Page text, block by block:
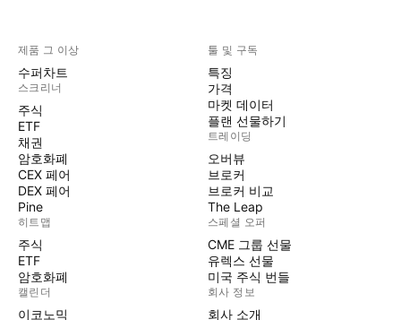
제품 그 이상
수퍼차트
스크리너
주식
ETF
채권
암호화폐
CEX 페어
DEX 페어
Pine
히트맵
주식
ETF
암호화폐
캘린더
이코노믹
툴 및 구독
특징
가격
마켓 데이터
플랜 선물하기
트레이딩
오버뷰
브로커
브로커 비교
The Leap
스페셜 오퍼
CME 그룹 선물
유렉스 선물
미국 주식 번들
회사 정보
회사 소개